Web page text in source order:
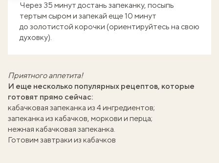
Через 35 минут достань запеканку, посыпь
тертым сыром и запекай еще 10 минут
до золотистой корочки (ориентируйтесь на свою
духовку).
Приятного аппетита!
И еще несколько популярных рецептов, которые
готовят прямо сейчас:
кабачковая запеканка из 4 ингредиентов;
запеканка из кабачков, моркови и перца;
нежная кабачковая запеканка.
Готовим завтраки из кабачков